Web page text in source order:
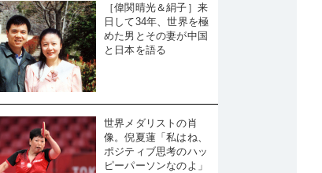
［偉関晴光＆絹子］来
日して34年、世界を極
めた男とその妻が中国
と日本を語る
世界メダリストの肖
像。倪夏蓮「私はね、
ポジティブ思考のハッ
ピーパーソンなのよ」